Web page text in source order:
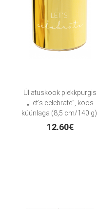
Üllatuskook plekkpurgis
„Let's celebrate“, koos
küünlaga (8,5 cm/140 g).
12.60€